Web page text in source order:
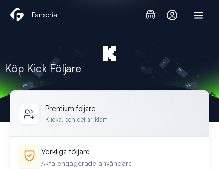
Fansoria
Köp Kick Följare
Premium följare
Klicka, och det är klart
Verkliga följare
Äkta engagerade användare